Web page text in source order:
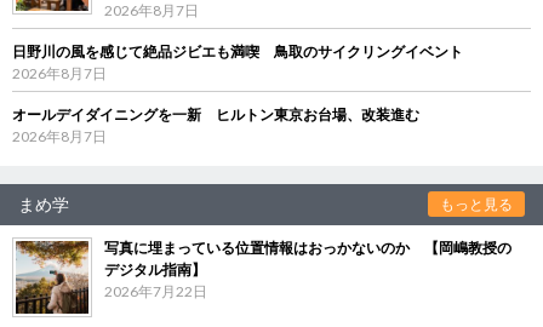
2026年8月7日
日野川の風を感じて絶品ジビエも満喫 鳥取のサイクリングイベント
2026年8月7日
オールデイダイニングを一新 ヒルトン東京お台場、改装進む
2026年8月7日
まめ学 もっと見る
写真に埋まっている位置情報はおっかないのか 【岡嶋教授の
デジタル指南】
2026年7月22日